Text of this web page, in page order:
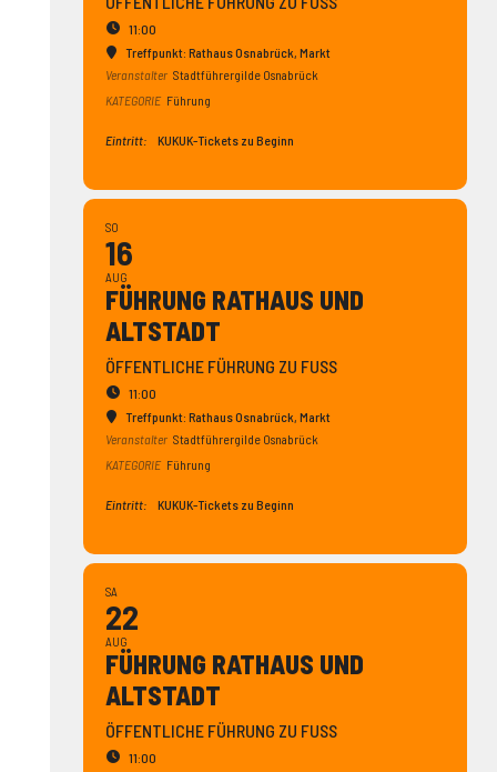
11:00
Treffpunkt: Rathaus Osnabrück, Markt
Veranstalter Stadtführergilde Osnabrück
KATEGORIE Führung
Eintritt: KUKUK-Tickets zu Beginn
SO
16
AUG
FÜHRUNG RATHAUS UND
ALTSTADT
ÖFFENTLICHE FÜHRUNG ZU FUSS
11:00
Treffpunkt: Rathaus Osnabrück, Markt
Veranstalter Stadtführergilde Osnabrück
KATEGORIE Führung
Eintritt: KUKUK-Tickets zu Beginn
SA
22
AUG
FÜHRUNG RATHAUS UND
ALTSTADT
ÖFFENTLICHE FÜHRUNG ZU FUSS
11:00